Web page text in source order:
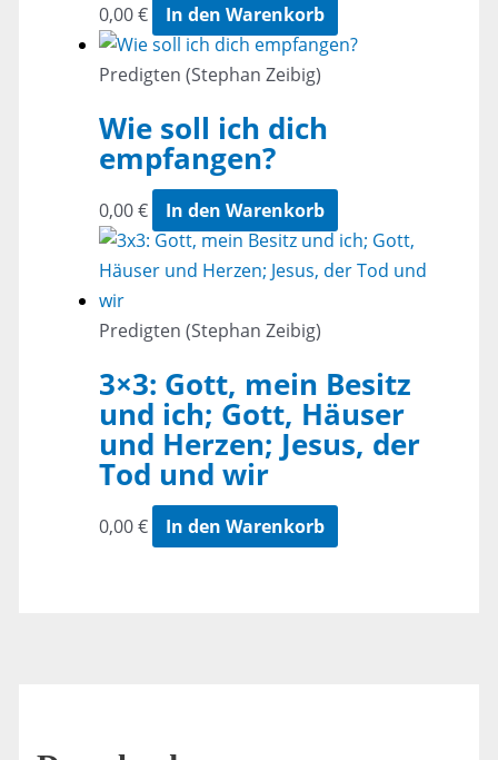
0,00€ In den Warenkorb
Predigten (Stephan Zeibig)
Wie soll ich dich
empfangen?
0,00€ In den Warenkorb
Predigten (Stephan Zeibig)
3×3: Gott, mein Besitz
und ich; Gott, Häuser
und Herzen; Jesus, der
Tod und wir
0,00€ In den Warenkorb